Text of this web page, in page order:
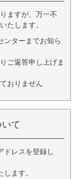
ますが、万一不
たします。
ンターまでお知ら
ご返答申し上げま
おりません
て
ドレスを登録し
ます。